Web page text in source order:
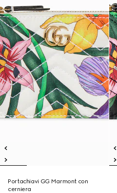
Portachiavi GG Marmont con
cerniera